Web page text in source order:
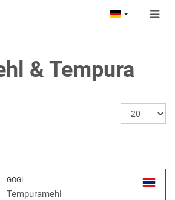
& Tempura
GOGI
Tempuramehl